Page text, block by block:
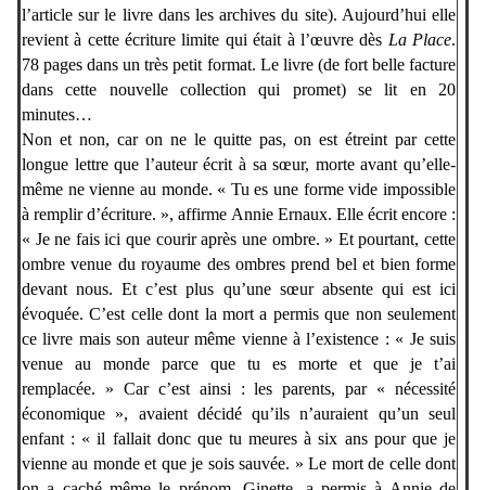
l’article sur le livre dans les archives du site). Aujourd’hui elle
revient à cette écriture limite qui était à l’œuvre dès La Place.
78 pages dans un très petit format. Le livre (de fort belle facture
dans cette nouvelle collection qui promet) se lit en 20
minutes…
Non et non, car on ne le quitte pas, on est étreint par cette
longue lettre que l’auteur écrit à sa sœur, morte avant qu’elle-
même ne vienne au monde. « Tu es une forme vide impossible
à remplir d’écriture. », affirme Annie Ernaux. Elle écrit encore :
« Je ne fais ici que courir après une ombre. » Et pourtant, cette
ombre venue du royaume des ombres prend bel et bien forme
devant nous. Et c’est plus qu’une sœur absente qui est ici
évoquée. C’est celle dont la mort a permis que non seulement
ce livre mais son auteur même vienne à l’existence : « Je suis
venue au monde parce que tu es morte et que je t’ai
remplacée. » Car c’est ainsi : les parents, par « nécessité
économique », avaient décidé qu’ils n’auraient qu’un seul
enfant : « il fallait donc que tu meures à six ans pour que je
vienne au monde et que je sois sauvée. » Le mort de celle dont